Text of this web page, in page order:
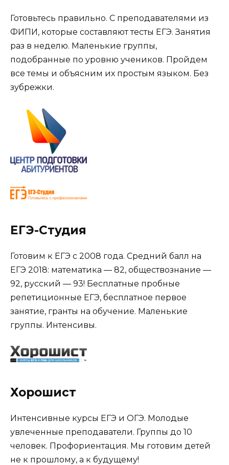
Готовьтесь правильно. С преподавателями из
ФИПИ, которые составляют тесты ЕГЭ. Занятия
раз в неделю. Маленькие группы,
подобранные по уровню учеников. Пройдем
все темы и объясним их простым языком. Без
зубрежки.
ЕГЭ-Студия
Готовим к ЕГЭ с 2008 года. Средний балл на
ЕГЭ 2018: математика — 82, обществознание —
92, русский — 93! Бесплатные пробные
репетиционные ЕГЭ, бесплатное первое
занятие, гранты на обучение. Маленькие
группы. Интенсивы.
Хорошист
Интенсивные курсы ЕГЭ и ОГЭ. Молодые
увлеченные преподаватели. Группы до 10
человек. Профориентация. Мы готовим детей
не к прошлому, а к будущему!